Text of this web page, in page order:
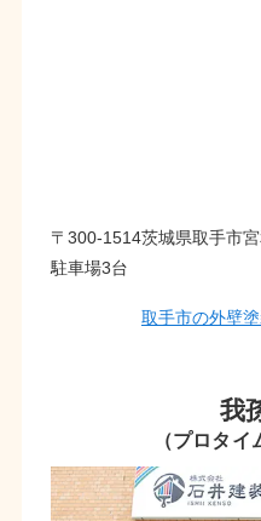
〒300-1514茨城県取手市
駐車場3台
取手市の外壁
我
（プロタイ